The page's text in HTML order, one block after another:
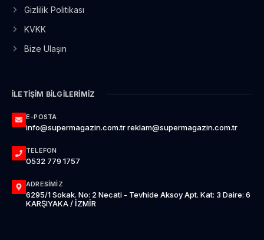
Gizlilik Politikası
KVKK
Bize Ulaşın
İLETIŞIM BILGILERIMIZ
E-POSTA
info@supermagazin.com.tr reklam@supermagazin.com.tr
TELEFON
0532 779 1757
ADRESIMIZ
6295/1 Sokak. No: 2 Necati - Tevhide Aksoy Apt. Kat: 3 Daire: 6
KARŞIYAKA / İZMİR